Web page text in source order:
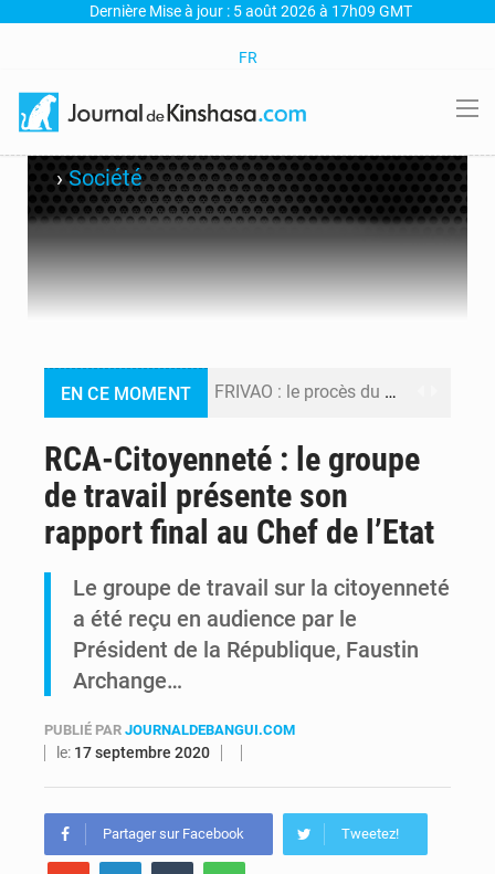
Dernière Mise à jour : 5 août 2026 à 17h09 GMT
FR
›Société
EN CE MOMENT FRIVAO : le procès du détournement de 325 millions de dollars reporté à la mi-août
Alerte Ebola à Kinshasa : Un bateau sous haute surveillance accoste à Maluku avec 200 passagers à bord
RDC : Christian Bosembe annonce la fermeture imminente de TikTok pour stopper la propagande de l’AFC-M23
RCA-Citoyenneté : le groupe
de travail présente son
rapport final au Chef de l’Etat
Le groupe de travail sur la citoyenneté
a été reçu en audience par le
Président de la République, Faustin
Archange…
PUBLIÉ PAR JOURNALDEBANGUI.COM
le: 17 septembre 2020
Partager sur Facebook Tweetez!